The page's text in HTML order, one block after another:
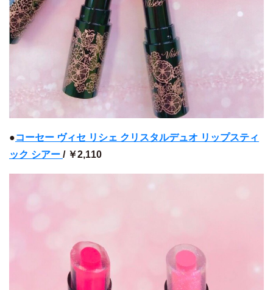
●コーセー ヴィセ リシェ クリスタルデュオ リップスティ
ック シアー / ￥2,110